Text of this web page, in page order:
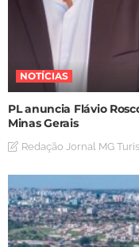
NOTÍCIAS
PL anuncia Flávio
Minas Gerais
Redação Jornal MG